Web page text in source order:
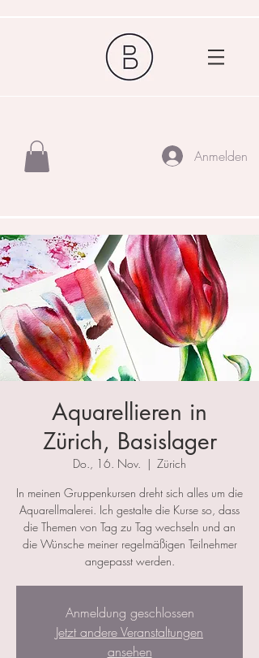
Anmelden
Aquarellieren in
Zürich, Basislager
Do., 16. Nov.
  |
Zürich
In meinen Gruppenkursen dreht sich alles um die
Aquarellmalerei. Ich gestalte die Kurse so, dass
die Themen von Tag zu Tag wechseln und an
die Wünsche meiner regelmäßigen Teilnehmer
angepasst werden.
Anmeldung geschlossen
Jetzt andere Veranstaltungen
ansehen